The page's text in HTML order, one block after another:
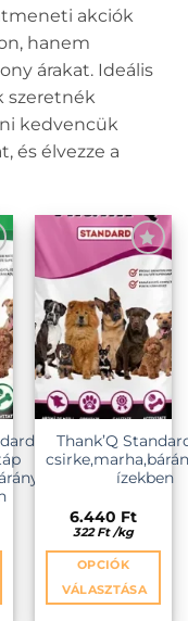
akciók
hanem
árakat. Ideális
szeretnék
kedvencük
és élvezze a
10kg
KEDVENCEKHEZ
Thank’Q
ízekben
6.440 Ft
322Ft /kg
OPCIÓK
VÁLASZTÁSA